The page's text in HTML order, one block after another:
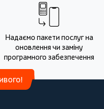
Надаємо пакети послуг на
оновлення чи заміну
програмного забезпечення